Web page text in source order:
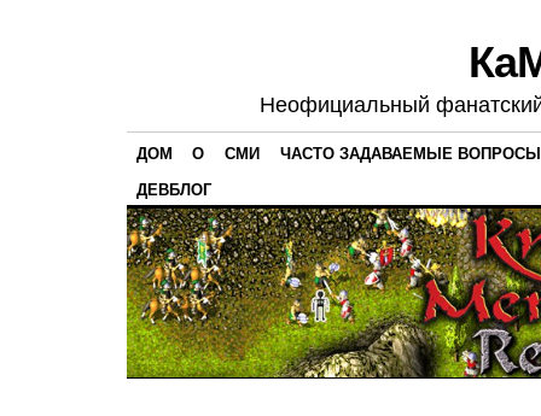
Неофициальный
ДОМ О СМИ
ЧАСТО ЗАДАВАЕМЫЕ ВОПРОСЫ
ДЕВБЛОГ